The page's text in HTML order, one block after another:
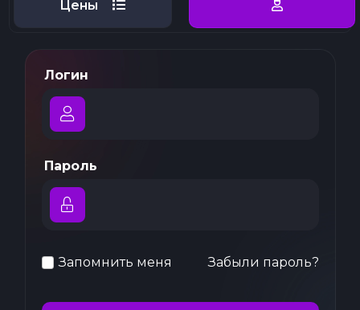
Цены
Логин
Пароль
Запомнить меня Забыли пароль?